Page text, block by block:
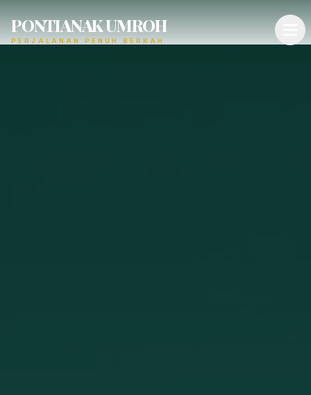
PONTIANAK UMROH
PERJALANAN PENUH BERKAH